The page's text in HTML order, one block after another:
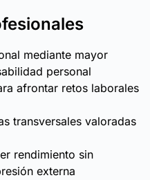
mediante mayor
personal
afrontar retos laborales
transversales valoradas
rendimiento sin
externa